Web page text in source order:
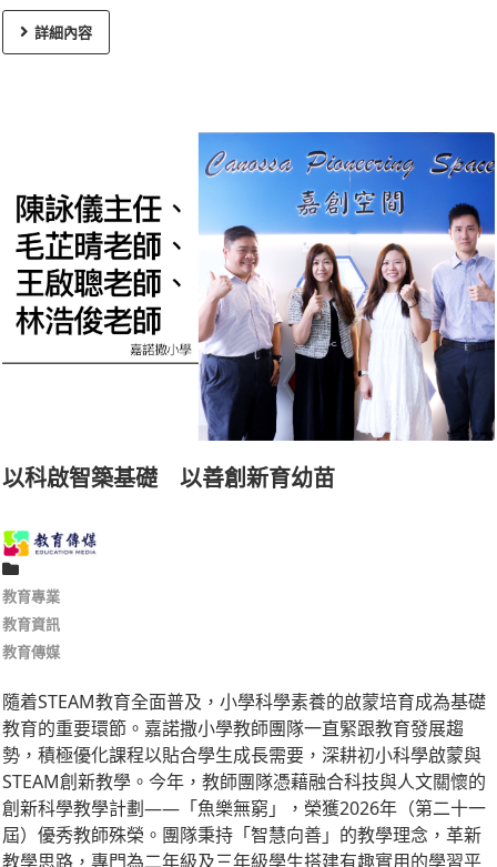
詳細內容
以科啟智築基礎 以善創新育幼苗
教育專業
教育資訊
教育傳媒
隨着STEAM教育全面普及，小學科學素養的啟蒙培育成為基礎
教育的重要環節。嘉諾撒小學教師團隊一直緊跟教育發展趨
勢，積極優化課程以貼合學生成長需要，深耕初小科學啟蒙與
STEAM創新教學。今年，教師團隊憑藉融合科技與人文關懷的
創新科學教學計劃——「魚樂無窮」，榮獲2026年（第二十一
屆）優秀教師殊榮。團隊秉持「智慧向善」的教學理念，革新
教學思路，專門為二年級及三年級學生搭建有趣實用的學習平